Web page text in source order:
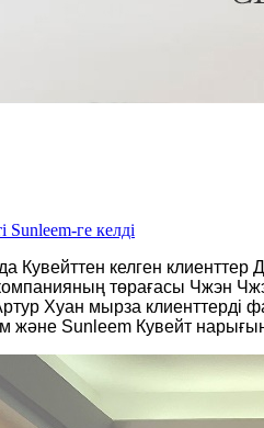
ге келді
келген
компанияның төрағасы Чжэн
Хуан мырза клиенттерді
Sunleem Кувейт